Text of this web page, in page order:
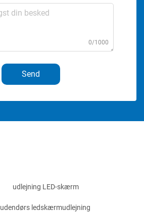
0/1000
Send
udlejning LED-skærm
udendørs ledskærmudlejning